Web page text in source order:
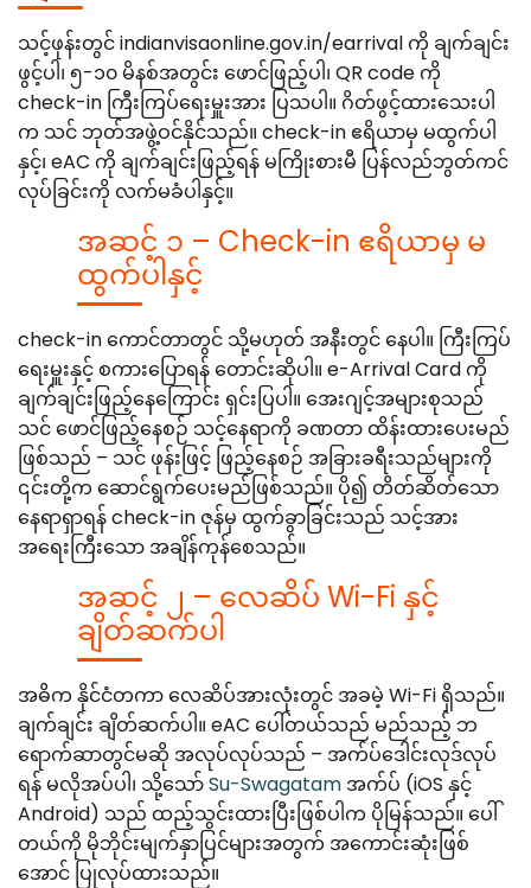
သင့်ဖုန်းတွင် indianvisaonline.gov.in/earrival ကို ချက်ချင်း
ဖွင့်ပါ၊ ၅-၁၀ မိနစ်အတွင်း ဖောင်ဖြည့်ပါ၊ QR code ကို
check-in ကြီးကြပ်ရေးမှူးအား ပြသပါ။ ဂိတ်ဖွင့်ထားသေးပါ
က သင် ဘုတ်အဖွဲ့ဝင်နိုင်သည်။ check-in ဧရိယာမှ မထွက်ပါ
နှင့်၊ eAC ကို ချက်ချင်းဖြည့်ရန် မကြိုးစားမီ ပြန်လည်ဘွတ်ကင်
လုပ်ခြင်းကို လက်မခံပါနှင့်။
အဆင့် ၁ – Check-in ဧရိယာမှ မ
ထွက်ပါနှင့်
check-in ကောင်တာတွင် သို့မဟုတ် အနီးတွင် နေပါ။ ကြီးကြပ်
ရေးမှူးနှင့် စကားပြောရန် တောင်းဆိုပါ။ e-Arrival Card ကို
ချက်ချင်းဖြည့်နေကြောင်း ရှင်းပြပါ။ အေးဂျင့်အများစုသည်
သင် ဖောင်ဖြည့်နေစဉ် သင့်နေရာကို ခဏတာ ထိန်းထားပေးမည်
ဖြစ်သည် – သင် ဖုန်းဖြင့် ဖြည့်နေစဉ် အခြားခရီးသည်များကို
၎င်းတို့က ဆောင်ရွက်ပေးမည်ဖြစ်သည်။ ပို၍ တိတ်ဆိတ်သော
နေရာရှာရန် check-in ဇုန်မှ ထွက်ခွာခြင်းသည် သင့်အား
အရေးကြီးသော အချိန်ကုန်စေသည်။
အဆင့် ၂ – လေဆိပ် Wi-Fi နှင့်
ချိတ်ဆက်ပါ
အဓိက နိုင်ငံတကာ လေဆိပ်အားလုံးတွင် အခမဲ့ Wi-Fi ရှိသည်။
ချက်ချင်း ချိတ်ဆက်ပါ။ eAC ပေါ်တယ်သည် မည်သည့် ဘ
ရောက်ဆာတွင်မဆို အလုပ်လုပ်သည် – အက်ပ်ဒေါင်းလုဒ်လုပ်
ရန် မလိုအပ်ပါ၊ သို့သော်Su-Swagatam အက်ပ် (iOS နှင့်
Android) သည် ထည့်သွင်းထားပြီးဖြစ်ပါက ပိုမြန်သည်။ ပေါ်
တယ်ကို မိုဘိုင်းမျက်နှာပြင်များအတွက် အကောင်းဆုံးဖြစ်
အောင် ပြုလုပ်ထားသည်။